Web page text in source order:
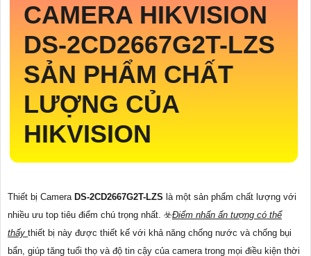
CAMERA HIKVISION
DS-2CD2667G2T-LZS
SẢN PHẨM CHẤT
LƯỢNG CỦA
HIKVISION
Thiết bị Camera DS-2CD2667G2T-LZS là một sản phẩm chất lượng với
nhiều ưu top tiêu điểm chú trọng nhất. ☣️Điểm nhấn ấn tượng có thể
thấy thiết bị này được thiết kế với khả năng chống nước và chống bụi
bẩn, giúp tăng tuổi thọ và độ tin cậy của camera trong mọi điều kiện thời